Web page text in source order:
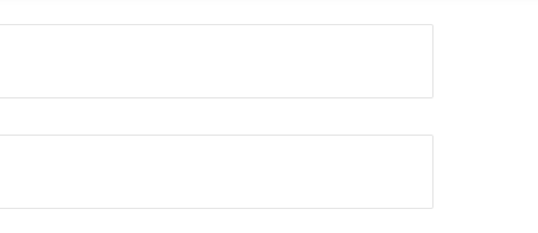
por
al
azar